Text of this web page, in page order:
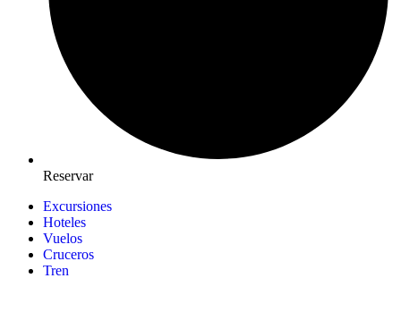
Reservar
Excursiones
Hoteles
Vuelos
Cruceros
Tren